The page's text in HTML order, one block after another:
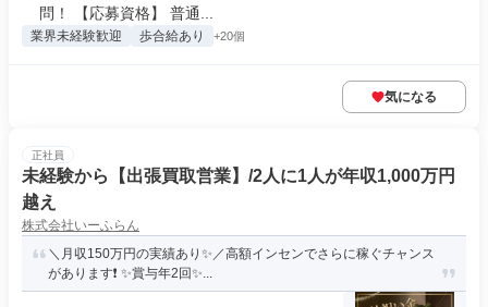
問！ 【応募資格】 普通...
業界未経験歓迎 歩合給あり +20個
気になる
正社員
未経験から【出張買取営業】/2人に1人が年収1,000万円
越え
株式会社いーふらん
＼月収150万円の実績あり✨／高額インセンでさらに稼ぐチャンス
があります❗ ✨賞与年2回✨...